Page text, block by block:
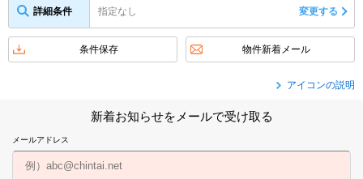
詳細条件 指定なし 変更する
条件保存 物件新着メール
アイコンの説明
新着お知らせをメールで受け取る
メールアドレス